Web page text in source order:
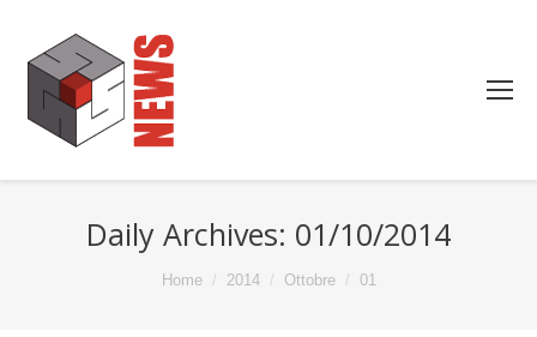
Daily Archives: 01/10/2014
Home 2014 Ottobre 01